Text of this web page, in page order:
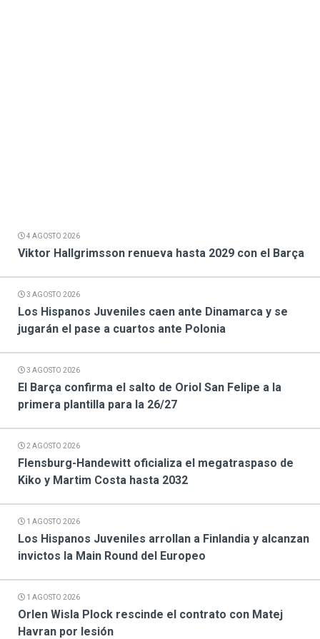
4 AGOSTO 2026
Viktor Hallgrimsson renueva hasta 2029 con el Barça
3 AGOSTO 2026
Los Hispanos Juveniles caen ante Dinamarca y se
jugarán el pase a cuartos ante Polonia
3 AGOSTO 2026
El Barça confirma el salto de Oriol San Felipe a la
primera plantilla para la 26/27
2 AGOSTO 2026
Flensburg-Handewitt oficializa el megatraspaso de
Kiko y Martim Costa hasta 2032
1 AGOSTO 2026
Los Hispanos Juveniles arrollan a Finlandia y alcanzan
invictos la Main Round del Europeo
1 AGOSTO 2026
Orlen Wisla Plock rescinde el contrato con Matej
Havran por lesión